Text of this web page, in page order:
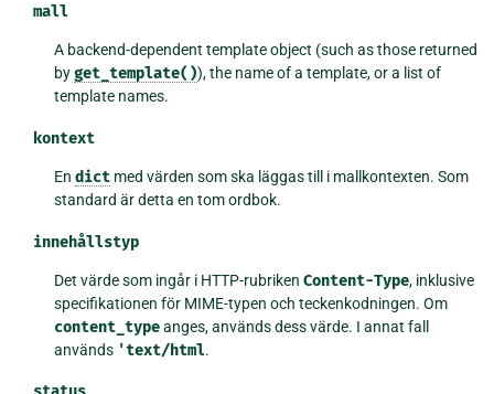
mall
A backend-dependent template object (such as those returned
byget_template()), the name of a template, or a list of
template names.
kontext
Endict med värden som ska läggas till i mallkontexten. Som
standard är detta en tom ordbok.
innehållstyp
Det värde som ingår i HTTP-rubrikenContent-Type, inklusive
specifikationen för MIME-typen och teckenkodningen. Om
content_typeanges, används dess värde. I annat fall
används 'text/html.